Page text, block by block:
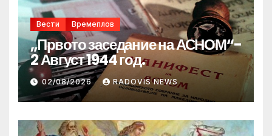
Вести Времеплов
„Првото заседание на АСНОМ“-
2 Август 1944 год.
02/08/2026 RADOVIS NEWS